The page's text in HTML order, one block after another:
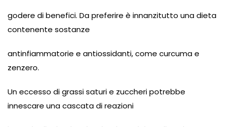
godere di benefici. Da preferire è innanzitutto una dieta
contenente sostanze
antinfiammatorie e antiossidanti, come curcuma e
zenzero.
Un eccesso di grassi saturi e zuccheri potrebbe
innescare una cascata di reazioni